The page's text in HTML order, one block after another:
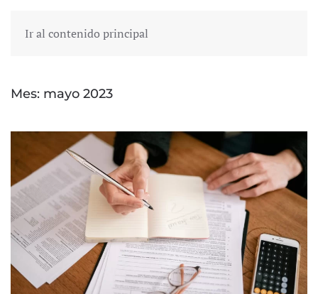
Ir al contenido principal
Mes: mayo 2023